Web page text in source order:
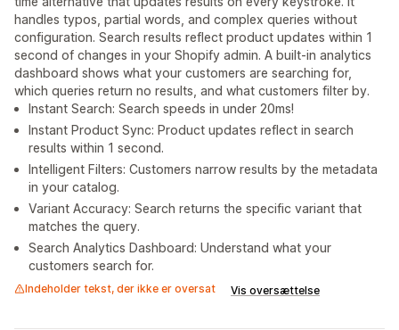
handles typos, partial words, and complex queries without
configuration. Search results reflect product updates within 1
second of changes in your Shopify admin. A built-in analytics
dashboard shows what your customers are searching for,
which queries return no results, and what customers filter by.
Instant Search: Search speeds in under 20ms!
Instant Product Sync: Product updates reflect in search
results within 1 second.
Intelligent Filters: Customers narrow results by the metadata
in your catalog.
Variant Accuracy: Search returns the specific variant that
matches the query.
Search Analytics Dashboard: Understand what your
customers search for.
Indeholder tekst, der ikke er oversat Vis oversættelse